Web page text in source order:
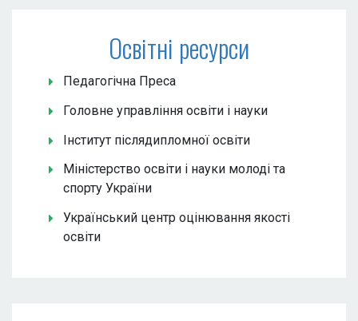
Освітні ресурси
Педагогічна Преса
Головне управління освіти і науки
Інститут післядипломної освіти
Міністерство освіти і науки молоді та
спорту України
Український центр оцінювання якості
освіти